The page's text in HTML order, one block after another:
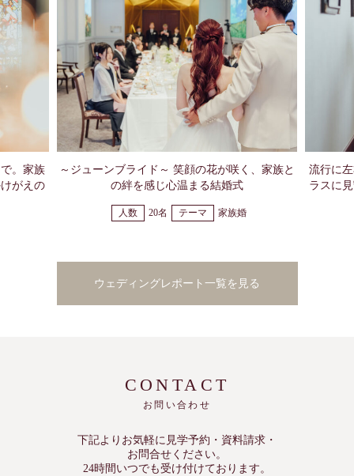
。家族
がえの
～ジューンブライド～ 笑顔の花が咲く、家族と
の絆を感じ心温まる結婚式
人数 20名 テーマ 家族婚
流行に
ラスに
ウェディングレポート一覧を見る
CONTACT
お問い合わせ
下記よりお気軽に見学予約・資料請求・
お問合せください。
24時間いつでも受け付けております。